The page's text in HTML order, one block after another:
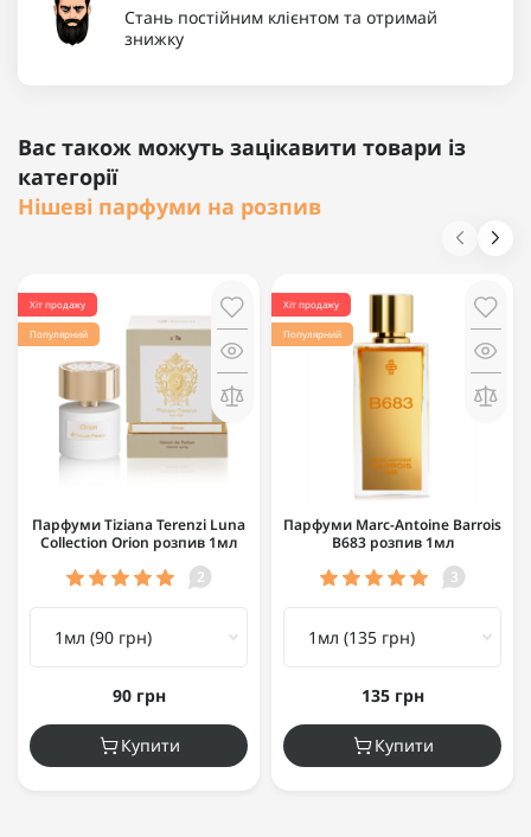
Стань постійним клієнтом та отримай
знижку
Вас також можуть зацікавити товари із
категорії
Нішеві парфуми на розпив
Хіт продажу
Популярний
Парфуми Tiziana Terenzi Luna
Collection Orion розпив 1мл
2
90 грн
Купити
Хіт продажу
Популярний
Парфуми Marc-Antoine Barrois
B683 розпив 1мл
3
135 грн
Купити